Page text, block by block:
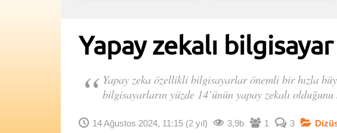
Yapay zekalı
Yapay zeka özellikli bilgisayarlar önemli bir hızla
bilgisayarların yüzde 14’ünün yapay zekalı olduğunu
14 Ağustos 2024, 11:15 (2 yıl) 3,9b 1 3 Dizüstü